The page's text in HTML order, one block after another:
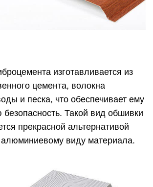
изготавливается из
цемента, волокна
и песка, что обеспечивает ему
безопасность. Такой вид обшивки
прекрасной альтернативой
виду материала.